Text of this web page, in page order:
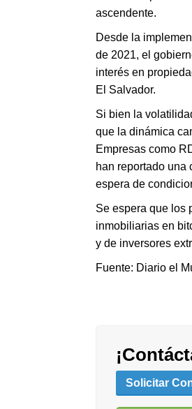
ascendente.
Desde la
de 2021, el
interés en
El Salvador.
Si bien la
que la dinámica
Empresas como
han reportado una
espera de
Se espera que los
inmobiliarias en
y de inversores
Fuente: Diario el
Solicitar